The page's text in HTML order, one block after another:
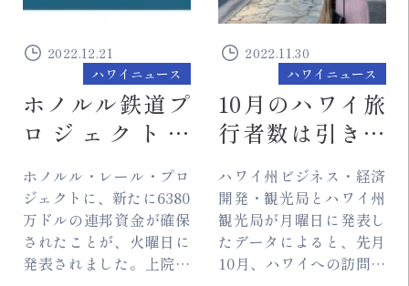
2022.12.21
ハワイニュース
ホノルル鉄道プ
ロジェクトに
6380万ドルの新
たな連邦資金を
獲得
ホノルル・レール・プロ
ジェクトに、新たに6380
万ドルの連邦資金が確保
されたことが、火曜日に
発表されました。上院の
2022.11.30
ハワイニュース
10月のハワイ旅
行者数は引き続
きコロナ前とほ
ぼ同水準に
ハワイ州ビジネス・経済
開発・観光局とハワイ州
観光局が月曜日に発表し
たデータによると、先月
10月、ハワイへの訪問者